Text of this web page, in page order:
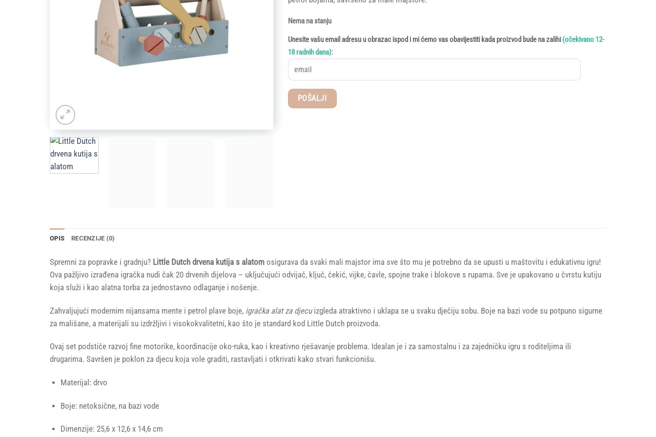
Nema na stanju
Unesite vašu email adresu u obrazac ispod i mi ćemo vas obavijestiti kada proizvod bude na zalihi (očekivano 12-
18 radnih dana):
OPIS RECENZIJE (0)
Spremni za popravke i gradnju? Little Dutch drvena kutija s alatom osigurava da svaki mali majstor ima sve što mu je potrebno da se upusti u maštovitu i edukativnu igru!
Ova pažljivo izrađena igračka nudi čak 20 drvenih dijelova – uključujući odvijač, ključ, čekić, vijke, čavle, spojne trake i blokove s rupama. Sve je upakovano u čvrstu kutiju
koja služi i kao alatna torba za jednostavno odlaganje i nošenje.
Zahvaljujući modernim nijansama mente i petrol plave boje, igračka alat za djecuizgleda atraktivno i uklapa se u svaku dječiju sobu. Boje na bazi vode su potpuno sigurne
za mališane, a materijali su izdržljivi i visokokvalitetni, kao što je standard kod Little Dutch proizvoda.
Ovaj set podstiče razvoj fine motorike, koordinacije oko-ruka, kao i kreativno rješavanje problema. Idealan je i za samostalnu i za zajedničku igru s roditeljima ili
drugarima. Savršen je poklon za djecu koja vole graditi, rastavljati i otkrivati kako stvari funkcionišu.
Materijal: drvo
Boje: netoksične, na bazi vode
Dimenzije: 25,6 x 12,6 x 14,6 cm